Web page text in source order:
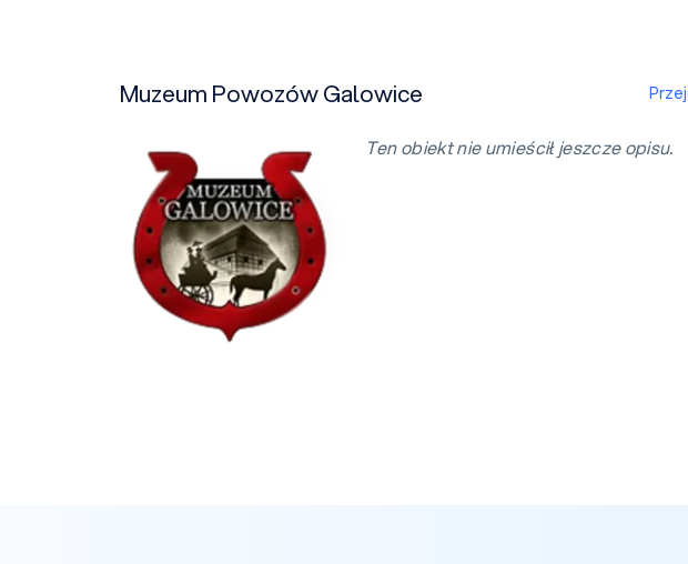
Muzeum Powozów Galowice
Ten obiekt nie umieścił jeszcze opisu.